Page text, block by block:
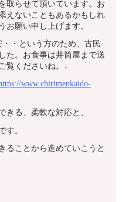
取らせて頂いています。お
えないこともあるかもしれ
お願い申し上げます。
・という方のため、古民
た。お食事は井筒屋まで送
覧くださいね。↓
www.chirimenkaido-
きる、柔軟な対応と、
す。
ることから進めていこうと